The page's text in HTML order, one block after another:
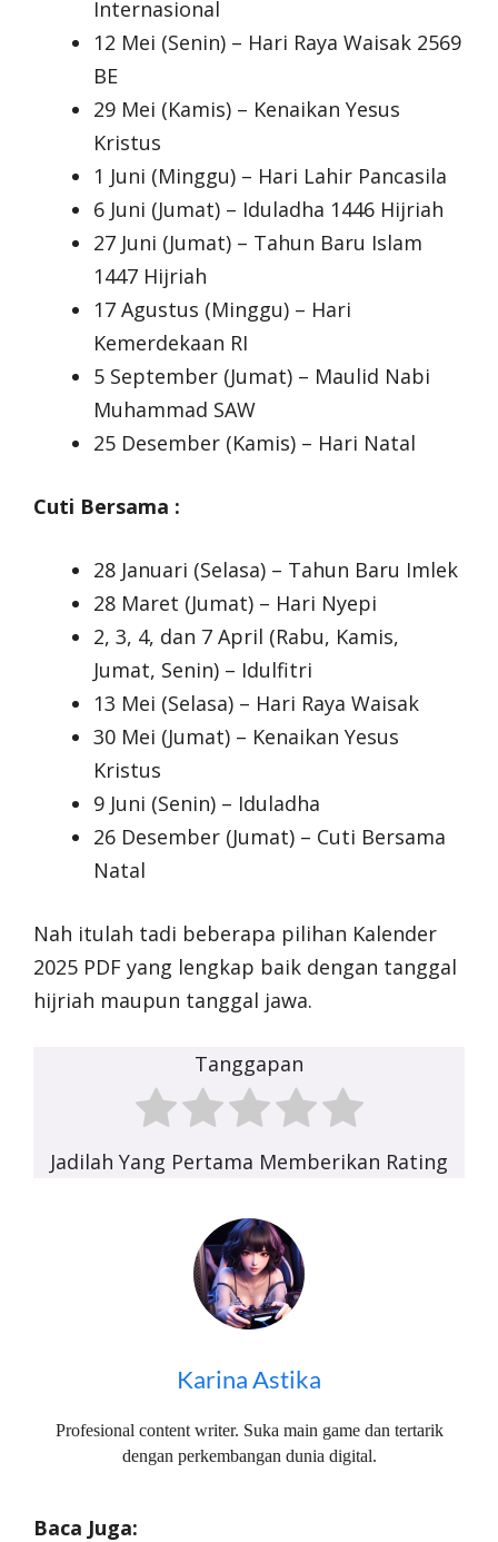
Internasional
12 Mei (Senin) – Hari Raya Waisak 2569
BE
29 Mei (Kamis) – Kenaikan Yesus
Kristus
1 Juni (Minggu) – Hari Lahir Pancasila
6 Juni (Jumat) – Iduladha 1446 Hijriah
27 Juni (Jumat) – Tahun Baru Islam
1447 Hijriah
17 Agustus (Minggu) – Hari
Kemerdekaan RI
5 September (Jumat) – Maulid Nabi
Muhammad SAW
25 Desember (Kamis) – Hari Natal
Cuti Bersama :
28 Januari (Selasa) – Tahun Baru Imlek
28 Maret (Jumat) – Hari Nyepi
2, 3, 4, dan 7 April (Rabu, Kamis,
Jumat, Senin) – Idulfitri
13 Mei (Selasa) – Hari Raya Waisak
30 Mei (Jumat) – Kenaikan Yesus
Kristus
9 Juni (Senin) – Iduladha
26 Desember (Jumat) – Cuti Bersama
Natal
Nah itulah tadi beberapa pilihan Kalender
2025 PDF yang lengkap baik dengan tanggal
hijriah maupun tanggal jawa.
Tanggapan
Jadilah Yang Pertama Memberikan Rating
Karina Astika
Profesional content writer. Suka main game dan tertarik
dengan perkembangan dunia digital.
Baca Juga: